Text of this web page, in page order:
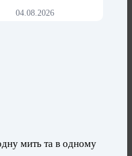
04.08.2026
мить та в одному